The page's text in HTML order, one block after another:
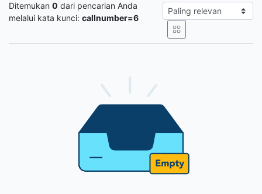
Ditemukan 0 dari pencarian Anda
melalui kata kunci: callnumber=6